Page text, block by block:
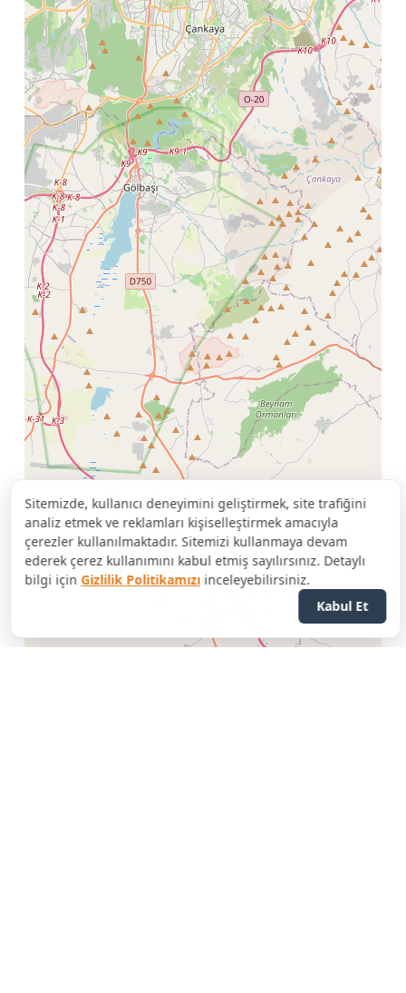
Sitemizde, kullanıcı deneyimini geliştirmek, site trafiğini
analiz etmek ve reklamları kişiselleştirmek amacıyla
çerezler kullanılmaktadır. Sitemizi kullanmaya devam
ederek çerez kullanımını kabul etmiş sayılırsınız. Detaylı
bilgi için Gizlilik Politikamızı inceleyebilirsiniz.
Kabul Et